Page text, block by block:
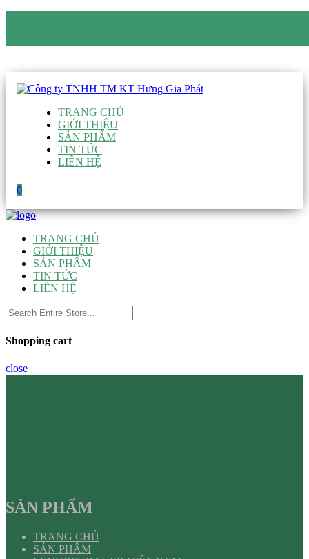
TRANG CHỦ
GIỚI THIỆU
SẢN PHẨM
TIN TỨC
LIÊN HỆ
0
TRANG CHỦ
GIỚI THIỆU
SẢN PHẨM
TIN TỨC
LIÊN HỆ
Shopping cart
close
SẢN PHẨM
TRANG CHỦ
SẢN PHẨM